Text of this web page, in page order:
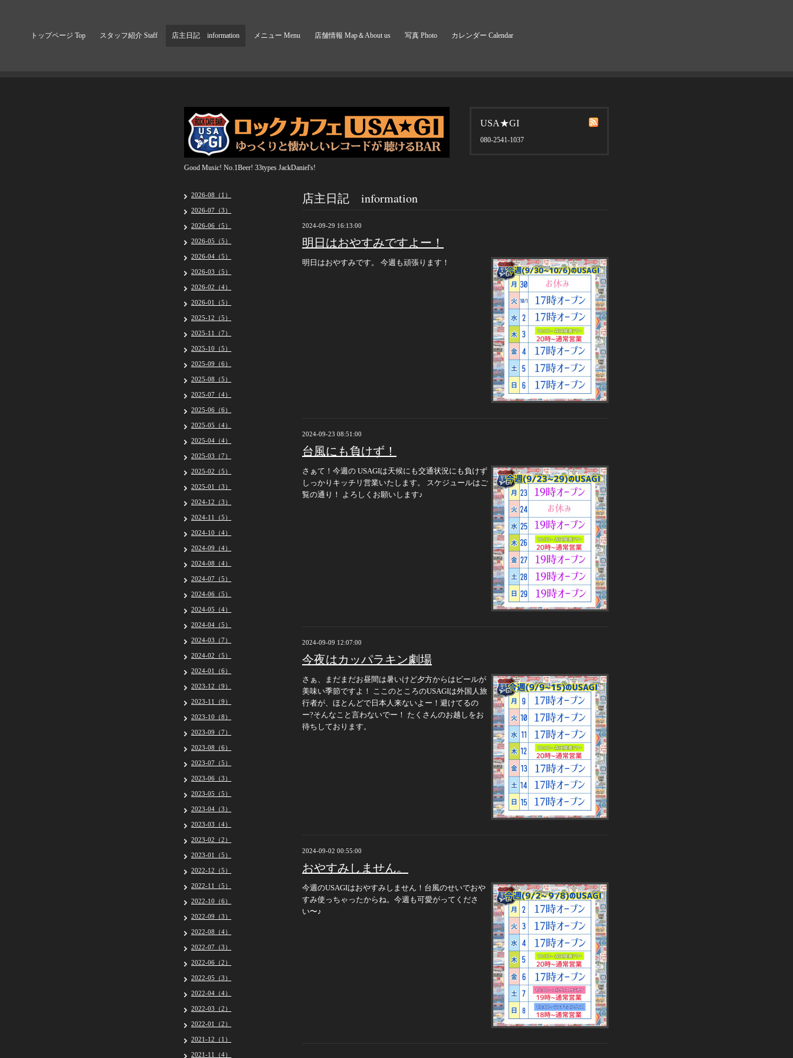
トップページ Top スタッフ紹介 Staff 店主日記 information メニュー Menu 店舗情報 Map＆About us 写真 Photo カレンダー Calendar
USA★GI
080-2541-1037
Good Music! No.1Beer! 33types JackDaniel's!
店主日記 information
2024-09-29 16:13:00
明日はおやすみですよー！
明日はおやすみです。 今週も頑張ります！
2024-09-23 08:51:00
台風にも負けず！
さぁて！今週の USAGIは天候にも交通状況にも負けず
しっかりキッチリ営業いたします。 スケジュールはご
覧の通り！ よろしくお願いします♪
2024-09-09 12:07:00
今夜はカッパラキン劇場
さぁ、まだまだお昼間は暑いけど夕方からはビールが
美味い季節ですよ！ ここのところのUSAGIは外国人旅
行者が、ほとんどで日本人来ないよー！避けてるの
ー?そんなこと言わないでー！ たくさんのお越しをお
待ちしております。
2024-09-02 00:55:00
おやすみしません。
今週のUSAGIはおやすみしません！台風のせいでおや
すみ使っちゃったからね。今週も可愛がってくださ
い〜♪
2026-08（1）
2026-07（3）
2026-06（5）
2026-05（5）
2026-04（5）
2026-03（5）
2026-02（4）
2026-01（5）
2025-12（5）
2025-11（7）
2025-10（5）
2025-09（6）
2025-08（5）
2025-07（4）
2025-06（6）
2025-05（4）
2025-04（4）
2025-03（7）
2025-02（5）
2025-01（3）
2024-12（3）
2024-11（5）
2024-10（4）
2024-09（4）
2024-08（4）
2024-07（5）
2024-06（5）
2024-05（4）
2024-04（5）
2024-03（7）
2024-02（5）
2024-01（6）
2023-12（9）
2023-11（9）
2023-10（8）
2023-09（7）
2023-08（6）
2023-07（5）
2023-06（3）
2023-05（5）
2023-04（3）
2023-03（4）
2023-02（2）
2023-01（5）
2022-12（5）
2022-11（5）
2022-10（6）
2022-09（3）
2022-08（4）
2022-07（3）
2022-06（2）
2022-05（3）
2022-04（4）
2022-03（2）
2022-01（2）
2021-12（1）
2021-11（4）